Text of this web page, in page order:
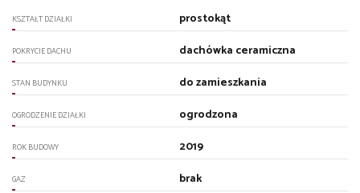
KSZTAŁT DZIAŁKI prostokąt
POKRYCIE DACHU dachówka ceramiczna
STAN BUDYNKU do zamieszkania
OGRODZENIE DZIAŁKI ogrodzona
ROK BUDOWY 2019
GAZ brak